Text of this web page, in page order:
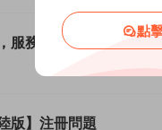
服務器是要用Linux系
版】注冊問題
點